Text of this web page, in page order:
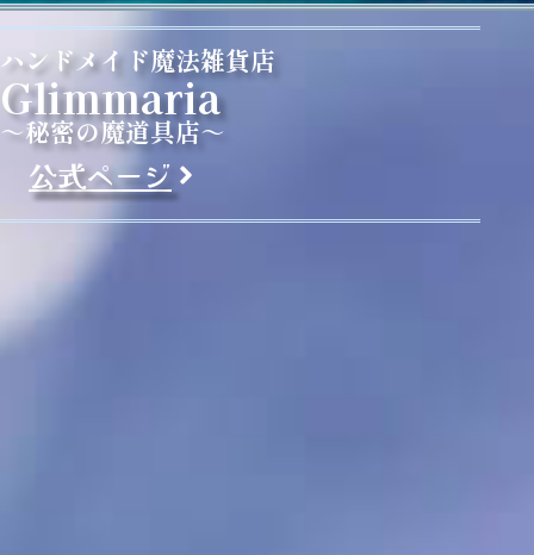
ハンドメイド魔法雑貨店
Glimmaria
～秘密の魔道具店～
公式ページ